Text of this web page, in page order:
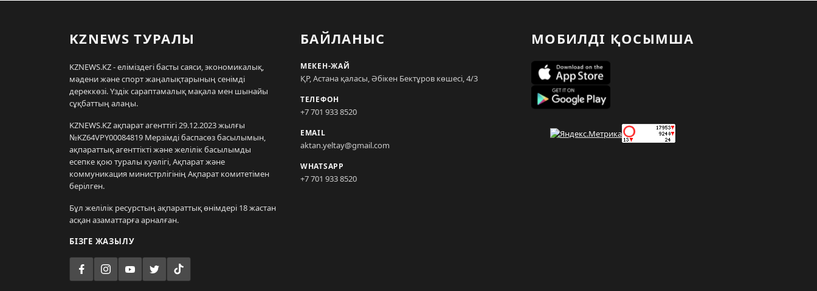
KZNEWS ТУРАЛЫ
KZNEWS.KZ - еліміздегі басты саяси, экономикалық,
мәдени және спорт жаңалықтарының сенімді
дереккөзі. Үздік сараптамалық мақала мен шынайы
сұқбаттың алаңы.
KZNEWS.KZ ақпарат агенттігі 29.12.2023 жылғы
№KZ64VPY00084819 Мерзімді баспасөз басылымын,
ақпараттық агенттікті және желілік басылымды
есепке қою туралы куәлігі, Ақпарат және
коммуникация министрлігінің Ақпарат комитетімен
берілген.
Бұл желілік ресурстың ақпараттық өнімдері 18 жастан
асқан азаматтарға арналған.
БІЗГЕ ЖАЗЫЛУ
БАЙЛАНЫС
МЕКЕН-ЖАЙ
ҚР, Астана қаласы, Әбікен Бектұров көшесі, 4/3
ТЕЛЕФОН
+7 701 933 8520
EMAIL
aktan.yeltay@gmail.com
WHATSAPP
+7 701 933 8520
МОБИЛДІ ҚОСЫМША